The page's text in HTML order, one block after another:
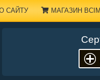
САЙТУ МАГАЗИН